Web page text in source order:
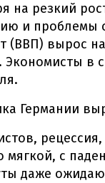
на резкий
и проблемы
(ВВП) вырос
в
Германии
рецессия,
мягкой, с
даже